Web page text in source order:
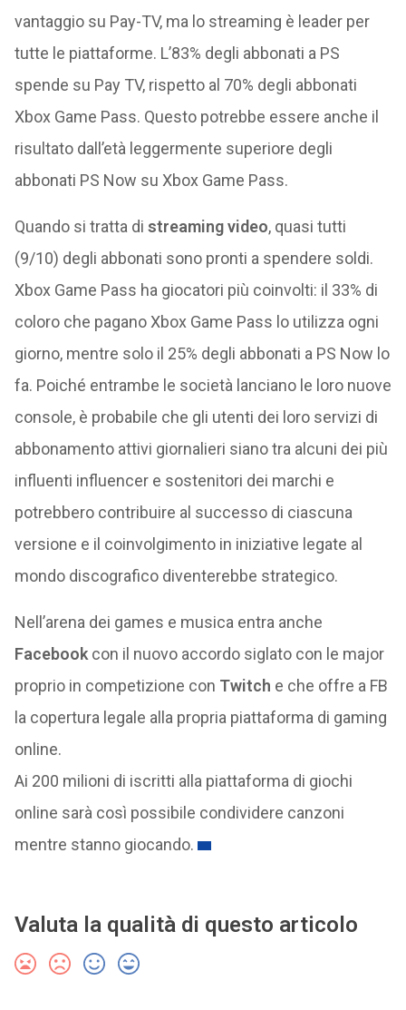
vantaggio su Pay-TV, ma lo streaming è leader per
tutte le piattaforme. L’83% degli abbonati a PS
spende su Pay TV, rispetto al 70% degli abbonati
Xbox Game Pass. Questo potrebbe essere anche il
risultato dall’età leggermente superiore degli
abbonati PS Now su Xbox Game Pass.
Quando si tratta di streaming video, quasi tutti
(9/10) degli abbonati sono pronti a spendere soldi.
Xbox Game Pass ha giocatori più coinvolti: il 33% di
coloro che pagano Xbox Game Pass lo utilizza ogni
giorno, mentre solo il 25% degli abbonati a PS Now lo
fa. Poiché entrambe le società lanciano le loro nuove
console, è probabile che gli utenti dei loro servizi di
abbonamento attivi giornalieri siano tra alcuni dei più
influenti influencer e sostenitori dei marchi e
potrebbero contribuire al successo di ciascuna
versione e il coinvolgimento in iniziative legate al
mondo discografico diventerebbe strategico.
Nell’arena dei games e musica entra anche
Facebookcon il nuovo accordo siglato con le major
proprio in competizione con Twitch e che offre a FB
la copertura legale alla propria piattaforma di gaming
online.
Ai 200 milioni di iscritti alla piattaforma di giochi
online sarà così possibile condividere canzoni
mentre stanno giocando.
Valuta la qualità di questo articolo